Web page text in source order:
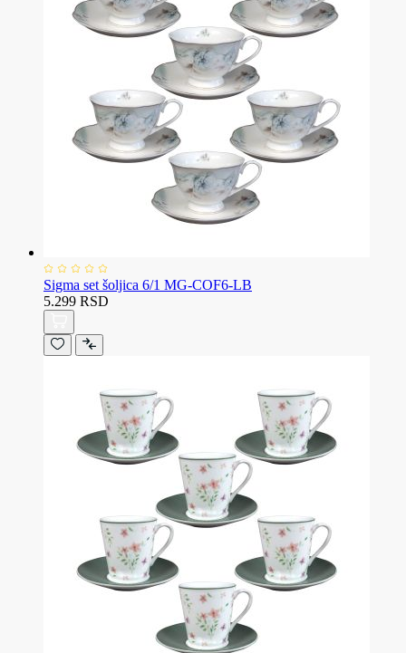
Sigma set šoljica 6/1 MG-COF6-LB
5.299 RSD